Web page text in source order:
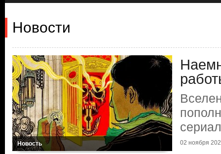
Новости
Новость 02 ноября